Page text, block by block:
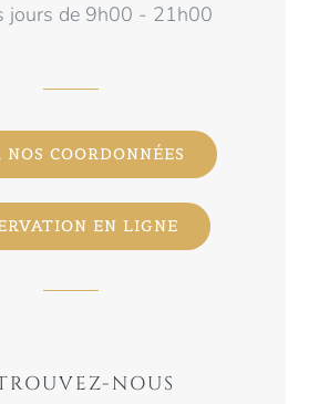
jours de 9h00 - 21h00
COORDONNÉES
EN LIGNE
NOUS